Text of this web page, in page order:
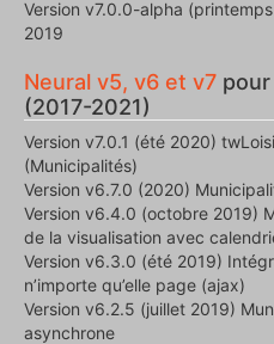
Version v7.0.0-alpha
2019
Neural v5, v6 et v7
(2017-2021)
Version v7.0.1 (été 2020)
(Municipalités)
Version v6.7.0 (2020)
Version v6.4.0 (octobre 2019)
de la visualisation avec
Version v6.3.0 (été 2019)
n’importe qu’elle page (ajax)
Version v6.2.5 (juillet 2019)
asynchrone